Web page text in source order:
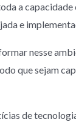
a
e
nesse
que sejam
de